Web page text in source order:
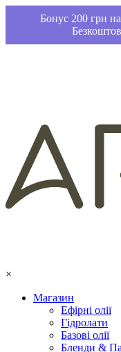
Бонус 200 грн
×
Магазин
Ефірні олії
Гідролати
Базові олії
Бленди &